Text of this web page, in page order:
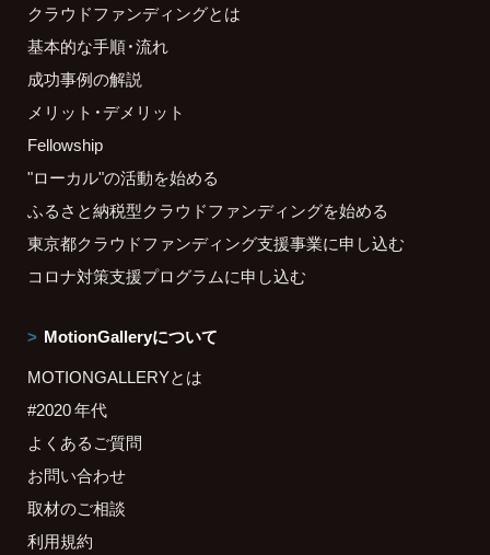
クラウドファンディングとは
基本的な手順・流れ
成功事例の解説
メリット・デメリット
Fellowship
"ローカル"の活動を始める
ふるさと納税型クラウドファンディングを始める
東京都クラウドファンディング支援事業に申し込む
コロナ対策支援プログラムに申し込む
MotionGalleryについて
MOTIONGALLERYとは
#2020 年代
よくあるご質問
お問い合わせ
取材のご相談
利用規約